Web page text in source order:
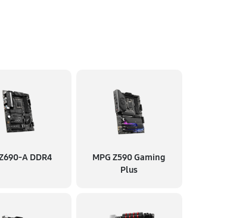
A DDR4
MPG Z590 Gaming
Plus